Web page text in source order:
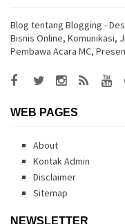
Blog tentang Blogging -
Bisnis Online, Komunikasi,
Pembawa Acara MC,
WEB PAGES
About
Kontak Admin
Disclaimer
Sitemap
NEWSLETTER